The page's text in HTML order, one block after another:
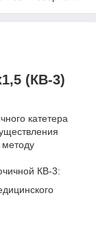
(КВ-3)
катетера
КВ-3: